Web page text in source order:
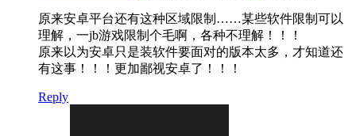
原来安卓平台还有这种区域限制……某些软件限制可以
理解，一jb游戏限制个毛啊，各种不理解！！！
原来以为安卓只是装软件要面对的版本太多，才知道还
有这事！！！更加鄙视安卓了！！！
Reply